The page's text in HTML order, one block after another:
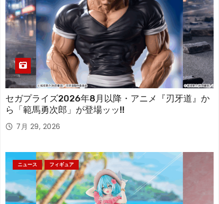
セガプライズ2026年8月以降・アニメ『刃牙道』か
ら「範馬勇次郎」が登場ッッ!!
7月 29, 2026
ニュース フィギュア